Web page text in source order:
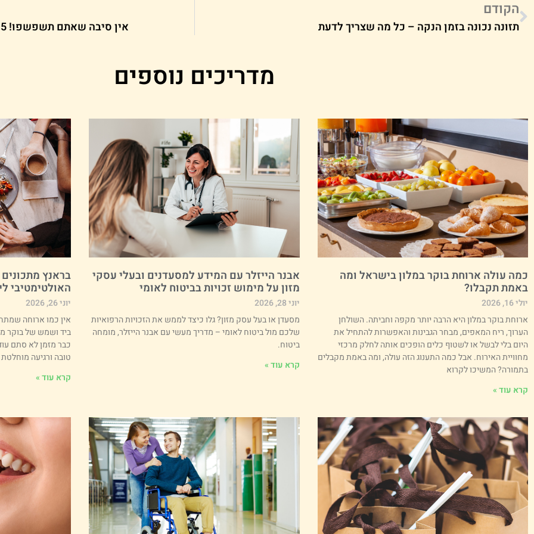
הקודם
תזונה נכונה בזמן הנקה – כל מה שצריך לדעת אין סיבה שאתם תשפשפו! 5 אביזרי ניקוי שכל מטבח צריך
מדריכים נוספים
כמה עולה ארוחת בוקר במלון בישראל ומה
באמת תקבלו?
יולי 16, 2026
ארוחת בוקר במלון היא הרבה יותר מקפה וחביתה. השולחן
הערוך, ריח המאפים, מבחר הגבינות והאפשרות להתחיל את
היום בלי לבשל או לשטוף כלים הופכים אותה לחלק מרכזי
מחוויית האירוח. אבל כמה התענוג הזה עולה, ומה באמת מקבלים
בתמורה? המשיכו לקרוא
קרא עוד »
אבנר הייזלר עם המידע למסעדנים ובעלי עסקי
מזון על מימוש זכויות בביטוח לאומי
יוני 28, 2026
מסעדן או בעל עסק מזון? גלו כיצד לממש את הזכויות הרפואיות
שלכם מול ביטוח לאומי – מדריך מעשי עם אבנר הייזלר, מומחה
ביטוח.
קרא עוד »
בראנץ
האולטימטיבי
יוני 26, 2026
אין כמו ארוחה
ביד ושמש של בוקר
כבר מזמן לא סתם
טובה ורגיעה
קרא עוד »